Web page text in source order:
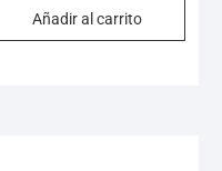
Añadir al carrito